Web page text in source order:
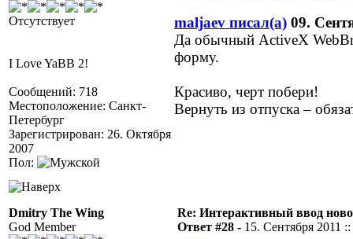
Отсутствует
I Love YaBB 2!
Сообщений: 718
Местоположение: Санкт-
Петербург
Зарегистрирован: 26. Октября
2007
Пол:
maljaev писал(а) 09.
Да обычный ActiveX
форму.
Красиво, черт побери!
Вернуть из отпуска –
Dmitry The Wing
God Member
Re: Интерактивный ввод
Ответ #28 - 15. Сентября 2011